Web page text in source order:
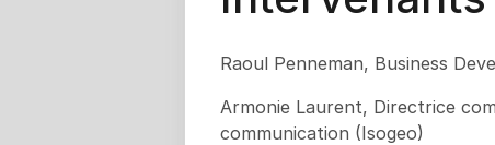
Raoul Penneman, Business
Armonie Laurent, Directrice
communication (Isogeo)